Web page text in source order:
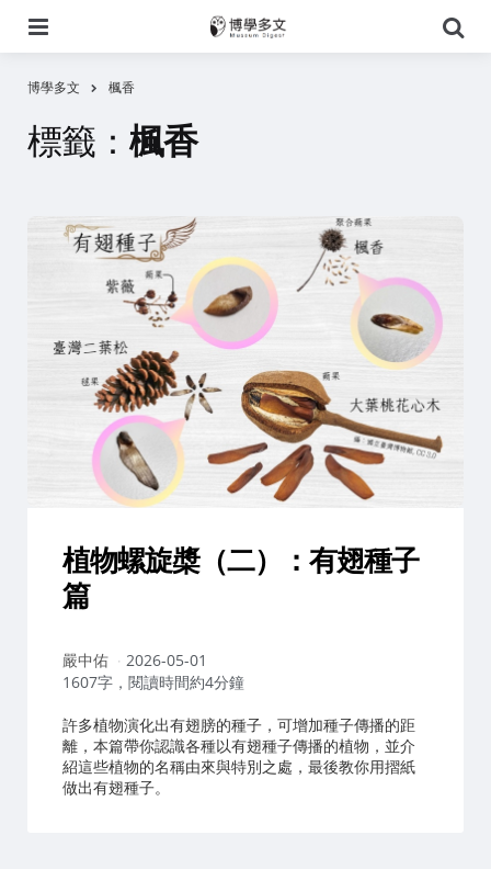
尋
博學多文 楓香
標籤： 楓香
植物螺旋槳（二）：有翅種子
篇
作
者：
嚴中佑
2026-05-01
1607字，閱讀時間約4分鐘
許多植物演化出有翅膀的種子，可增加種子傳播的距
離，本篇帶你認識各種以有翅種子傳播的植物，並介
紹這些植物的名稱由來與特別之處，最後教你用摺紙
做出有翅種子。